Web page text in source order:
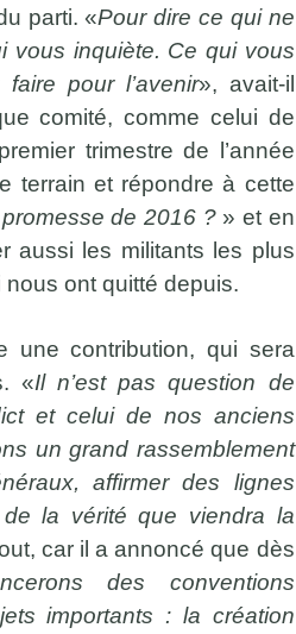
parti. «Pour dire ce qui ne
vous inquiète. Ce qui vous
pour l’avenir», avait-il
comité, comme celui de
trimestre de l’année
terrain et répondre à cette
de 2016 ?» et en
aussi les militants les plus
nous ont quitté depuis.
une contribution, qui sera
«Il n’est pas question de
et celui de nos anciens
un grand rassemblement
affirmer des lignes
la vérité que viendra la
car il a annoncé que dès
des conventions
importants : la création